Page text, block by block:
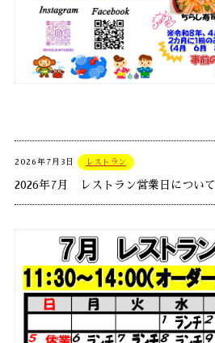
2026年7月3日 レストラン
2026年7月 レストラン営業日について